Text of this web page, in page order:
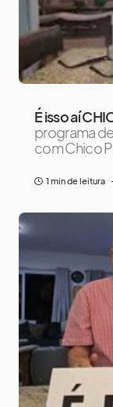
É isso aí
programa
com Chico
1 min de leitura